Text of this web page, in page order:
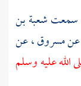
سمعتشعبة بن
عنمسروق ،عن
عليه وسلم